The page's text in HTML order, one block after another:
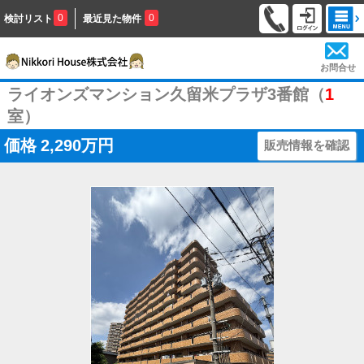
検討リスト 0 最近見た物件 0
お問合せ
ライオンズマンション久留米プラザ3番館（1
室）
価格 2,290万円 販売情報を確認